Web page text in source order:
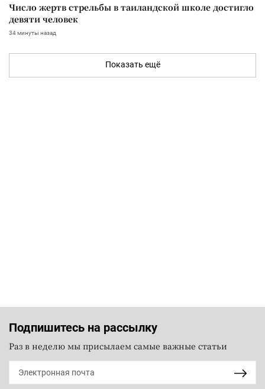
Число жертв стрельбы в таиландской школе достигло
девяти человек
34 минуты назад
Показать ещё
Подпишитесь на рассылку
Раз в неделю мы присылаем самые важные статьи